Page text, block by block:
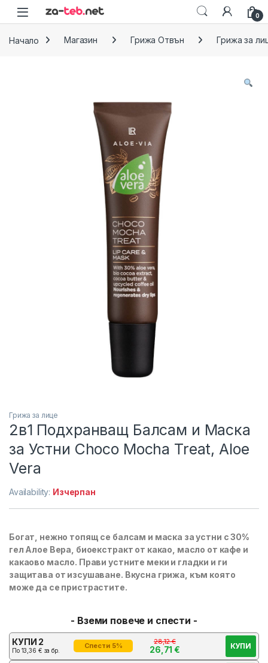
Skip to navigation
Skip to content
0
Начало Магазин Грижа Отвън Грижа за
Грижа за лице
2в1 Подхранващ Балсам и Маска
за Устни Choco Mocha Treat, Aloe
Vera
Availability: Изчерпан
Богат, нежно топящ се балсам и маска за устни с 30%
гел Алое Вера, биоекстракт от какао, масло от кафе и
какаово масло. Прави устните меки и гладки и ги
защитава от изсушаване. Вкусна грижа, към която
може да се пристрастите.
- Вземи повече и спести -
КУПИ 2
По 13,36 € за бр.
Спести 5% 28,12€
26,71€ КУПИ